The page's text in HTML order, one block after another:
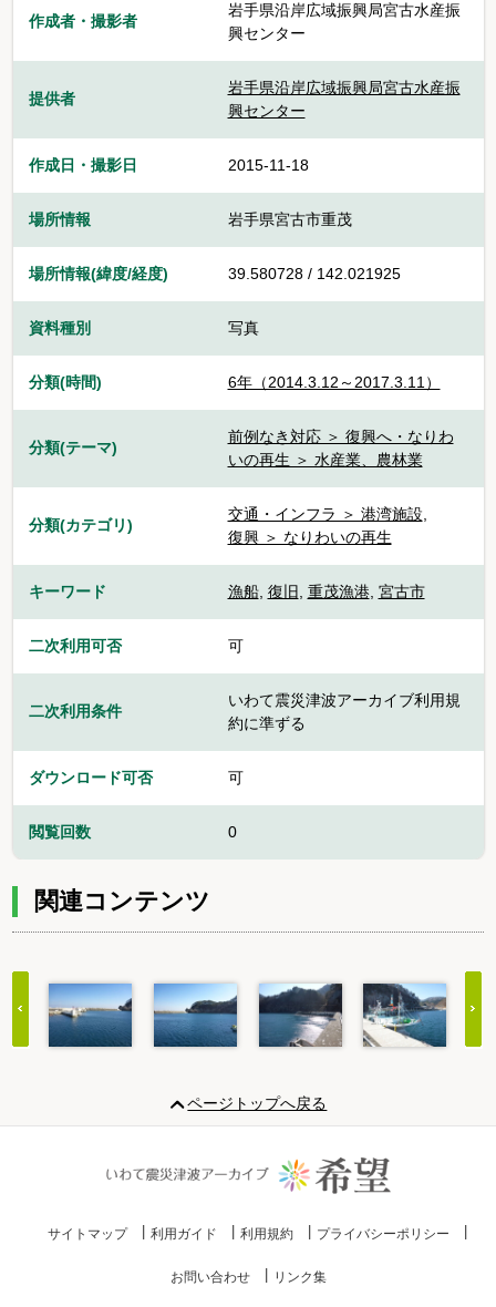
作成者・撮影者
岩手県沿岸広域振興局宮古水産振
興センター
提供者
岩手県沿岸広域振興局宮古水産振
興センター
作成日・撮影日 2015-11-18
場所情報 岩手県宮古市重茂
場所情報(緯度/経度) 39.580728 / 142.021925
資料種別 写真
分類(時間) 6年（2014.3.12～2017.3.11）
分類(テーマ)
前例なき対応 ＞ 復興へ・なりわ
いの再生 ＞ 水産業、農林業
分類(カテゴリ)
交通・インフラ ＞ 港湾施設,
復興 ＞ なりわいの再生
キーワード 漁船, 復旧, 重茂漁港, 宮古市
二次利用可否 可
二次利用条件
いわて震災津波アーカイブ利用規
約に準ずる
ダウンロード可否 可
閲覧回数 0
関連コンテンツ
20
ページトップへ戻る
サイトマップ 利用ガイド 利用規約 プライバシーポリシー
お問い合わせ リンク集